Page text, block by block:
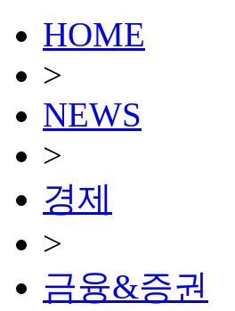
HOME
>
NEWS
>
경제
>
금융&증권